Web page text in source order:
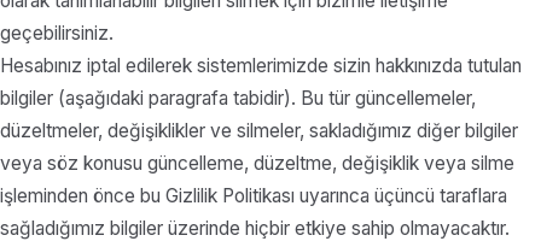
geçebilirsiniz.
Hesabınız iptal edilerek sistemlerimizde sizin hakkınızda tutulan
bilgiler (aşağıdaki paragrafa tabidir). Bu tür güncellemeler,
düzeltmeler, değişiklikler ve silmeler, sakladığımız diğer bilgiler
veya söz konusu güncelleme, düzeltme, değişiklik veya silme
işleminden önce bu Gizlilik Politikası uyarınca üçüncü taraflara
sağladığımız bilgiler üzerinde hiçbir etkiye sahip olmayacaktır.